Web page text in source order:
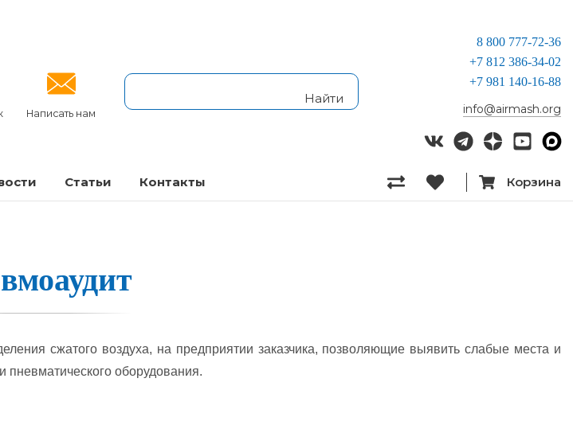
Написать нам
8 800 777-72-36
+7 812 386-34-02
+7 981 140-16-88
info@airmash.org
Статьи Контакты Корзина
сжатого воздуха, на предприятии заказчика, позволяющие выявить слабые места и
оборудования.